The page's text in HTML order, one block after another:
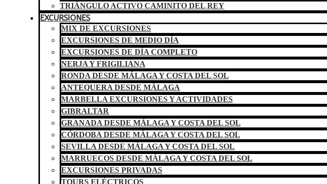
TRIÁNGULO ACTIVO CAMINITO DEL REY
EXCURSIONES
MIX DE EXCURSIONES
EXCURSIONES DE MEDIO DÍA
EXCURSIONES DE DÍA COMPLETO
NERJA Y FRIGILIANA
RONDA DESDE MÁLAGA Y COSTA DEL SOL
ANTEQUERA DESDE MÁLAGA
MARBELLA EXCURSIONES Y ACTIVIDADES
GIBRALTAR
GRANADA DESDE MÁLAGA Y COSTA DEL SOL
CÓRDOBA DESDE MÁLAGA Y COSTA DEL SOL
SEVILLA DESDE MÁLAGA Y COSTA DEL SOL
MARRUECOS DESDE MÁLAGA Y COSTA DEL SOL
EXCURSIONES PRIVADAS
TOURS ELÉCTRICOS